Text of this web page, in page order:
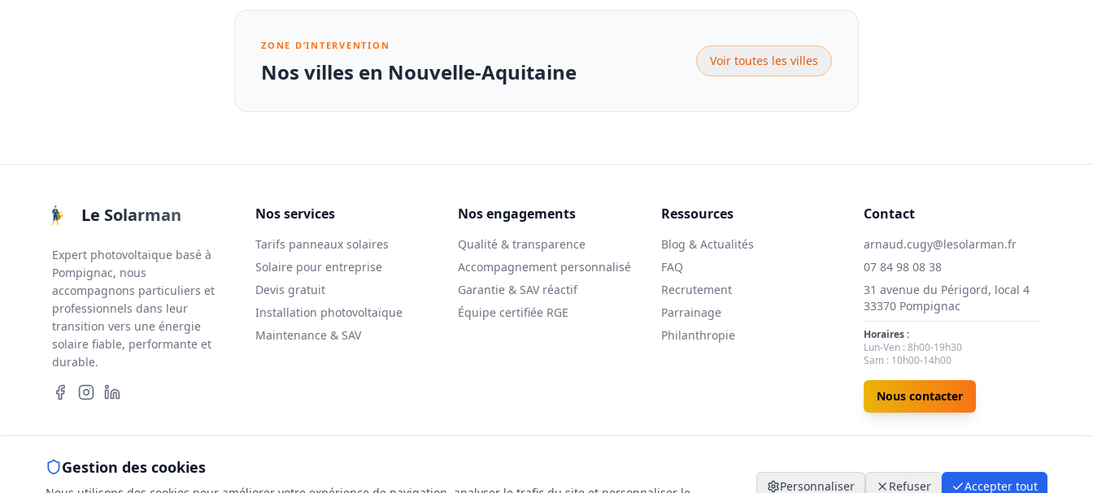
ZONE D’INTERVENTION
Nos villes en Nouvelle-Aquitaine Voir toutes les villes
Le Solarman
Expert photovoltaïque basé à
Pompignac, nous
accompagnons particuliers et
professionnels dans leur
transition vers une énergie
solaire fiable, performante et
durable.
Nos services
Tarifs panneaux solaires
Solaire pour entreprise
Devis gratuit
Installation photovoltaïque
Maintenance & SAV
Nos engagements
Qualité & transparence
Accompagnement personnalisé
Garantie & SAV réactif
Équipe certifiée RGE
Ressources
Blog & Actualités
FAQ
Recrutement
Parrainage
Philanthropie
Contact
arnaud.cugy@lesolarman.fr
07 84 98 08 38
31 avenue du Périgord, local 4
33370 Pompignac
Horaires :
Lun-Ven : 8h00-19h30
Sam : 10h00-14h00
Nous contacter
Mentions légales|Politique de cookies |Gestion des cookies|Politique de confidentialité
Gestion des cookies
Personnaliser Refuser Accepter tout